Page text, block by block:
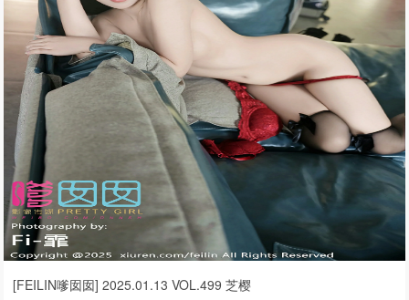
[FEILIN嗲囡囡] 2025.01.13 VOL.499 芝樱